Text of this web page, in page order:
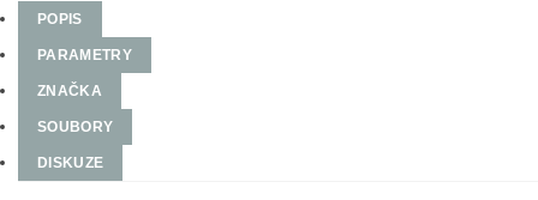
POPIS
PARAMETRY
ZNAČKA
SOUBORY
DISKUZE